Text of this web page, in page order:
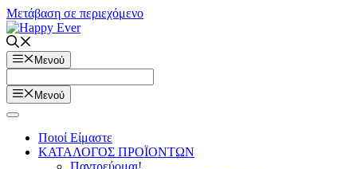
Μετάβαση σε περιεχόμενο
Μενού
Μενού
Ποιοί Είμαστε
ΚΑΤΑΛΟΓΟΣ ΠΡΟΪΟΝΤΩΝ
Παντρεύομαι!